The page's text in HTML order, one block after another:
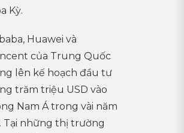
Kỳ.
Huawei và
của Trung Quốc
lên kế hoạch đầu tư
trăm triệu USD vào
Nam Á trong vài năm
Tại những thị trường